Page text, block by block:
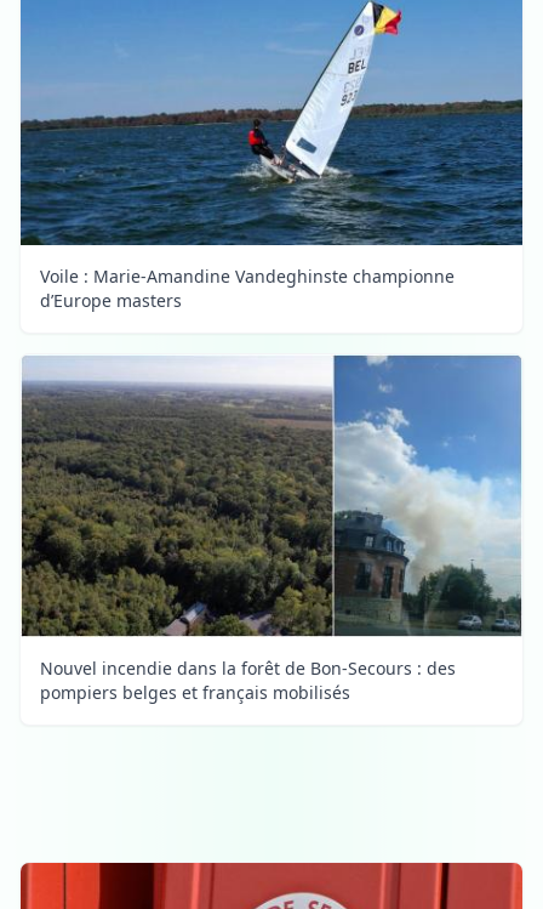
Voile : Marie-Amandine Vandeghinste championne
d’Europe masters
Nouvel incendie dans la forêt de Bon-Secours : des
pompiers belges et français mobilisés